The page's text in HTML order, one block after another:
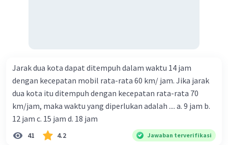
Jarak dua kota dapat ditempuh dalam waktu 14 jam
dengan kecepatan mobil rata-rata 60 km/ jam. Jika jarak
dua kota itu ditempuh dengan kecepatan rata-rata 70
km/jam, maka waktu yang diperlukan adalah .... a. 9 jam b.
12 jam c. 15 jam d. 18 jam
41 4.2 Jawaban terverifikasi